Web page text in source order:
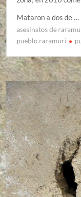
Mataron a dos de …
asesinatos de
pueblo raramuri